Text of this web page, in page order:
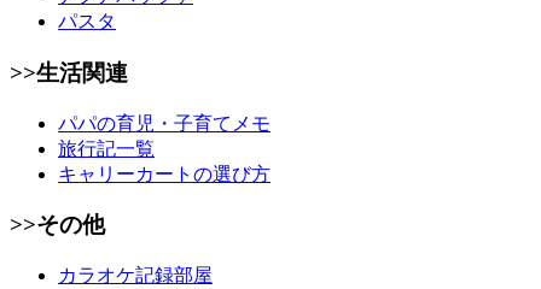
パスタ
>>生活関連
パパの育児・子育てメモ
旅行記一覧
キャリーカートの選び方
>>その他
カラオケ記録部屋